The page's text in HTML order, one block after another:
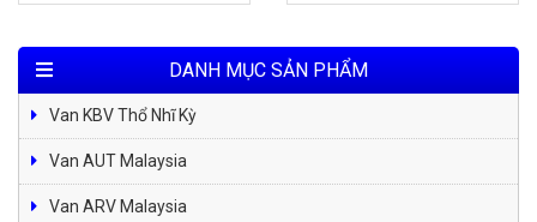
DANH MỤC SẢN PHẨM
Van KBV Thổ Nhĩ Kỳ
Van AUT Malaysia
Van ARV Malaysia